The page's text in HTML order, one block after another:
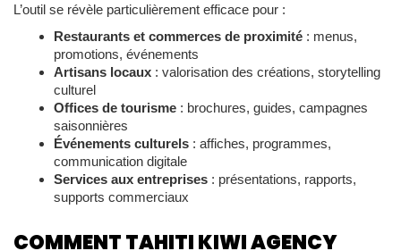
L’outil se révèle particulièrement efficace pour :
Restaurants et commerces de proximité : menus,
promotions, événements
Artisans locaux : valorisation des créations, storytelling
culturel
Offices de tourisme : brochures, guides, campagnes
saisonnières
Événements culturels : affiches, programmes,
communication digitale
Services aux entreprises : présentations, rapports,
supports commerciaux
COMMENT TAHITI KIWI AGENCY